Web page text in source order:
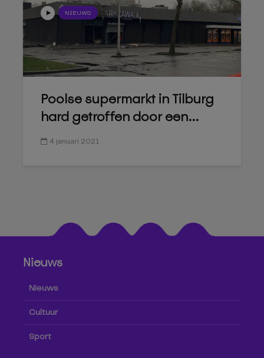
NIEUWS
Poolse supermarkt in Tilburg
hard getroffen door een...
4 januari 2021
Nieuws
Nieuws
Cultuur
Sport